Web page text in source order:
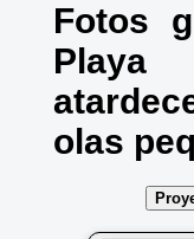
Fotos
olas